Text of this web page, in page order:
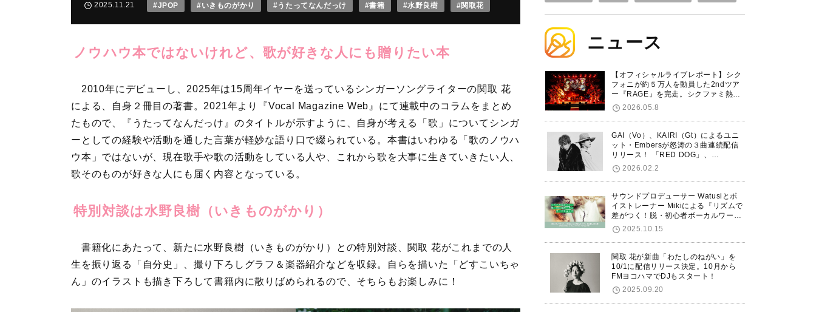
2025.11.21 #JPOP #いきものがかり #うたってなんだっけ #書籍 #水野良樹 #関取花
ノウハウ本ではないけれど、歌が好きな人にも贈りたい本
2010年にデビューし、2025年は15周年イヤーを送っているシンガーソングライターの関取 花
による、自身２冊目の著書。2021年より『Vocal Magazine Web』にて連載中のコラムをまとめ
たもので、『うたってなんだっけ』のタイトルが示すように、自身が考える「歌」についてシンガ
ーとしての経験や活動を通した言葉が軽妙な語り口で綴られている。本書はいわゆる「歌のノウハ
ウ本」ではないが、現在歌手や歌の活動をしている人や、これから歌を大事に生きていきたい人、
歌そのものが好きな人にも届く内容となっている。
特別対談は水野良樹（いきものがかり）
書籍化にあたって、新たに水野良樹（いきものがかり）との特別対談、関取 花がこれまでの人
生を振り返る「自分史」、撮り下ろしグラフ＆楽器紹介などを収録。自らを描いた「どすこいちゃ
ん」のイラストも描き下ろして書籍内に散りばめられるので、そちらもお楽しみに！
ニュース
【オフィシャルライブレポート】シク
フォニが約５万人を動員した2ndツア
ー『RAGE』を完走。シクファミ熱狂
のKアリーナ横浜ファイナル公演の模
様をお届け！
2026.05.8
GAI（Vo）、KAIRI（Gt）によるユニ
ット・Embersが怒涛の３曲連続配信
リリース！ 「RED DOG」、
「Untitled Hero」に続き、5thシング
ル「De-Marionette」のリリースを発
表！
2026.02.2
サウンドプロデューサー Watusiとボ
イストレーナー Mikiによる『リズムで
差がつく！脱・初心者ボーカルワーク
ショップ』が12/7に渋谷で開催！
2025.10.15
関取 花が新曲「わたしのねがい」を
10/1に配信リリース決定。10月から
FMヨコハマでDJもスタート！
2025.09.20